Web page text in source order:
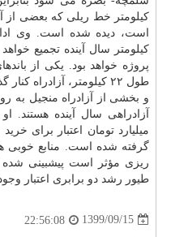
کیلومتر خط ریلی که بعضی از
پروژه خواهد بود. یکی از
گرفته شده است. منابع خوبی
ریزی مؤثر است پیشبینی
طیور رشد دو برابری اعتبار
1399/09/15
22:56:08